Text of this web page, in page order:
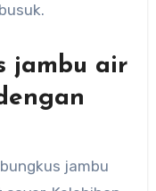
jambu air
jambu